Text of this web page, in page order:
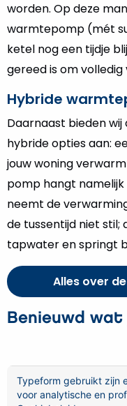
worden. Op deze
warmtepomp (mét
ketel nog een tijdje
gereed is om
Hybride
Daarnaast bieden
hybride opties aan:
jouw woning
pomp hangt
neemt de
de tussentijd niet
tapwater en springt
Alles over
Benieuwd wat